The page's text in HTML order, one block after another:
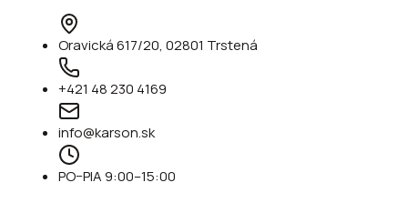
Oravická 617/20, 02801 Trstená
+421 48 230 4169
info@karson.sk
PO–PIA 9:00–15:00